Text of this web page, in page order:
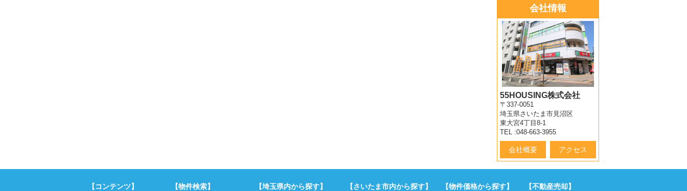
会社情報
55HOUSING株式会社
〒337-0051
埼玉県さいたま市見沼区
東大宮4丁目8-1
TEL :048-663-3955
会社概要 アクセス
【コンテンツ】 【物件検索】 【埼玉県内から探す】 【さいたま市内から探す】 【物件価格から探す】 【不動産売却】